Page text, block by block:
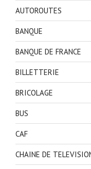
AUTOROUTES
BANQUE
BANQUE DE FRANCE
BILLETTERIE
BRICOLAGE
BUS
CAF
CHAINE DE